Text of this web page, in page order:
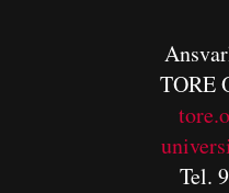
TORE
Tel.